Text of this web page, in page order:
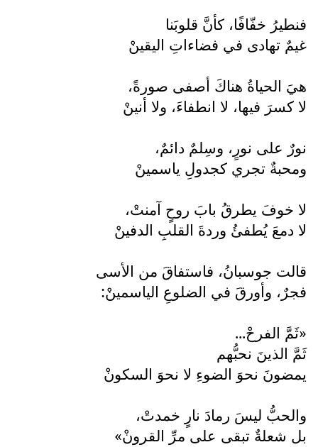
فنطيرُ خفّافًا، كأنَّ قلوبَنا
غيمٌ تهادى في فضاءاتِ اليقينْ
هيَ الحياةُ هناكَ أصفى صورةً،
لا كسرَ فيها، لا انطفاءَ، ولا أنينْ
نورٌ على نورٍ، وسِلمٌ دائمٌ،
ومحبةٌ تجري كجدولِ ياسمينْ
لا خوفَ يطرقُ بابَ روحٍ آمنتْ،
لا دمعَ يُطفئُ وردةَ القلبِ الدفينْ
قالت جوسبانُ، فاستفاقَ من الأسى
فجرٌ، وأورقَ في الضلوعِ الياسمينْ:
«ثَمَّ الفرحْ...
ثَمَّ الذينَ نحبُّهم
يمضونَ نحوَ الضوءِ لا نحوَ السكونْ
والحبُّ ليسَ رمادَ نارٍ خمدتْ،
بل شعلةٌ تبقى على مرِّ القرونْ»